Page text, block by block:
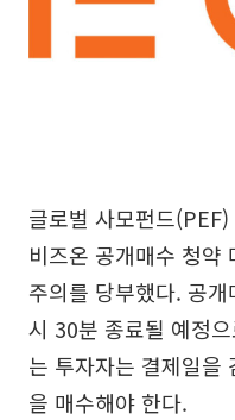
글로벌 사모펀드
비즈온 공개매수 청약
주의를 당부했다. 공
시 30분 종료될 예정
는 투자자는 결제일을
을 매수해야 한다.